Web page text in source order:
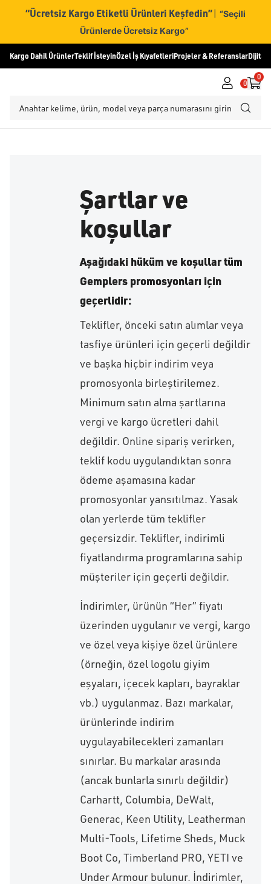
“Ücretsiz Kargo Etiketli Ürünleri Keşfedin” | “Seçili
Ürünlerde Ücretsiz Kargo”
Kargo Dahil ÜrünlerTeklif İsteyinÖzel İş KıyafetleriProjeler & ReferanslarDijital
0
0
Şartlar ve
koşullar
Aşağıdaki hüküm ve koşullar tüm
Gemplers promosyonları için
geçerlidir:
Teklifler, önceki satın alımlar veya
tasfiye ürünleri için geçerli değildir
ve başka hiçbir indirim veya
promosyonla birleştirilemez.
Minimum satın alma şartlarına
vergi ve kargo ücretleri dahil
değildir. Online sipariş verirken,
teklif kodu uygulandıktan sonra
ödeme aşamasına kadar
promosyonlar yansıtılmaz. Yasak
olan yerlerde tüm teklifler
geçersizdir. Teklifler, indirimli
fiyatlandırma programlarına sahip
müşteriler için geçerli değildir.
İndirimler, ürünün “Her” fiyatı
üzerinden uygulanır ve vergi, kargo
ve özel veya kişiye özel ürünlere
(örneğin, özel logolu giyim
eşyaları, içecek kapları, bayraklar
vb.) uygulanmaz. Bazı markalar,
ürünlerinde indirim
uygulayabilecekleri zamanları
sınırlar. Bu markalar arasında
(ancak bunlarla sınırlı değildir)
Carhartt, Columbia, DeWalt,
Generac, Keen Utility, Leatherman
Multi-Tools, Lifetime Sheds, Muck
Boot Co, Timberland PRO, YETI ve
Under Armour bulunur. İndirimler,